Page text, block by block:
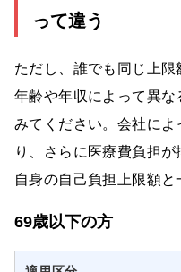
って違う
ただし、誰でも同じ上限
年齢や年収によって異
みてください。会社に
り、さらに医療費負担が
自身の自己負担上限額と
69歳以下の方